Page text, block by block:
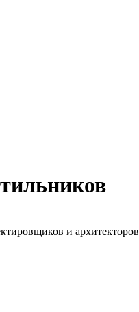
и архитекторов